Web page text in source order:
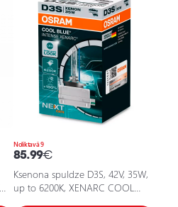
Noliktavā 9
85.99€
Ksenona spuldze D3S, 42V, 35W,
up to 6200К, XENARC COOL